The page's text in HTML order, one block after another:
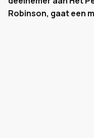
Robinson, gaat een